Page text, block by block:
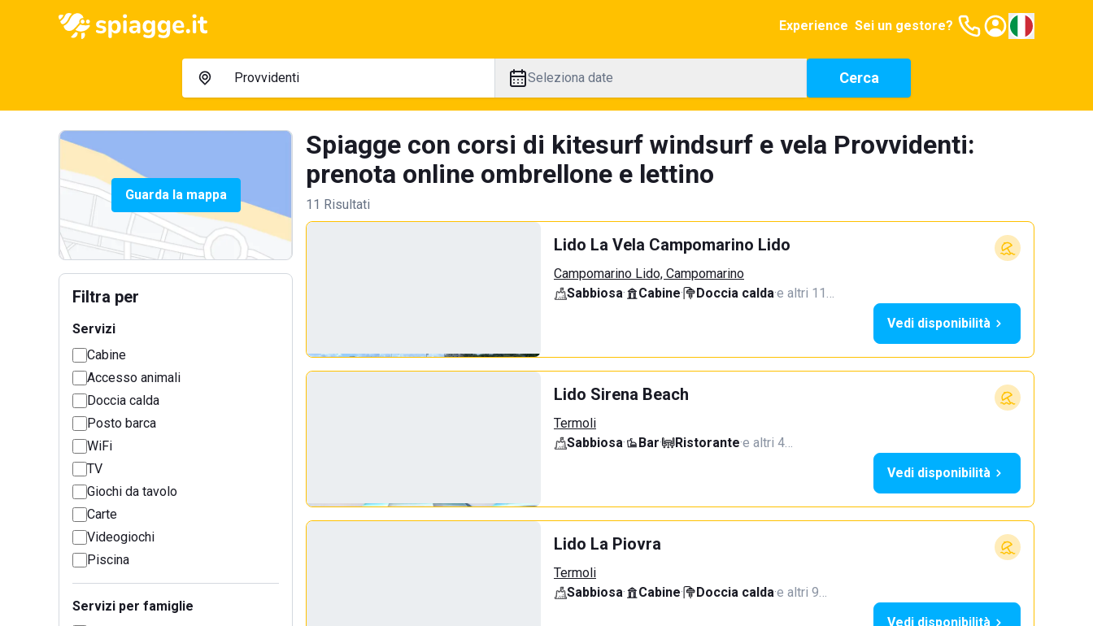
Experience Sei un gestore?
Seleziona date Cerca
Guarda la mappa
Filtra per
Servizi
Cabine
Accesso animali
Doccia calda
Posto barca
WiFi
TV
Giochi da tavolo
Carte
Videogiochi
Piscina
Servizi per famiglie
Spiagge con corsi di kitesurf windsurf e vela Provvidenti:
prenota online ombrellone e lettino
11 Risultati
Lido La Vela Campomarino Lido
Campomarino Lido, Campomarino
Sabbiosa· Cabine· Doccia calda·e altri 11…
Vedi disponibilità
Lido Sirena Beach
Termoli
Sabbiosa· Bar· Ristorante·e altri 4…
Vedi disponibilità
Lido La Piovra
Termoli
Sabbiosa· Cabine· Doccia calda·e altri 9…
Vedi disponibilità